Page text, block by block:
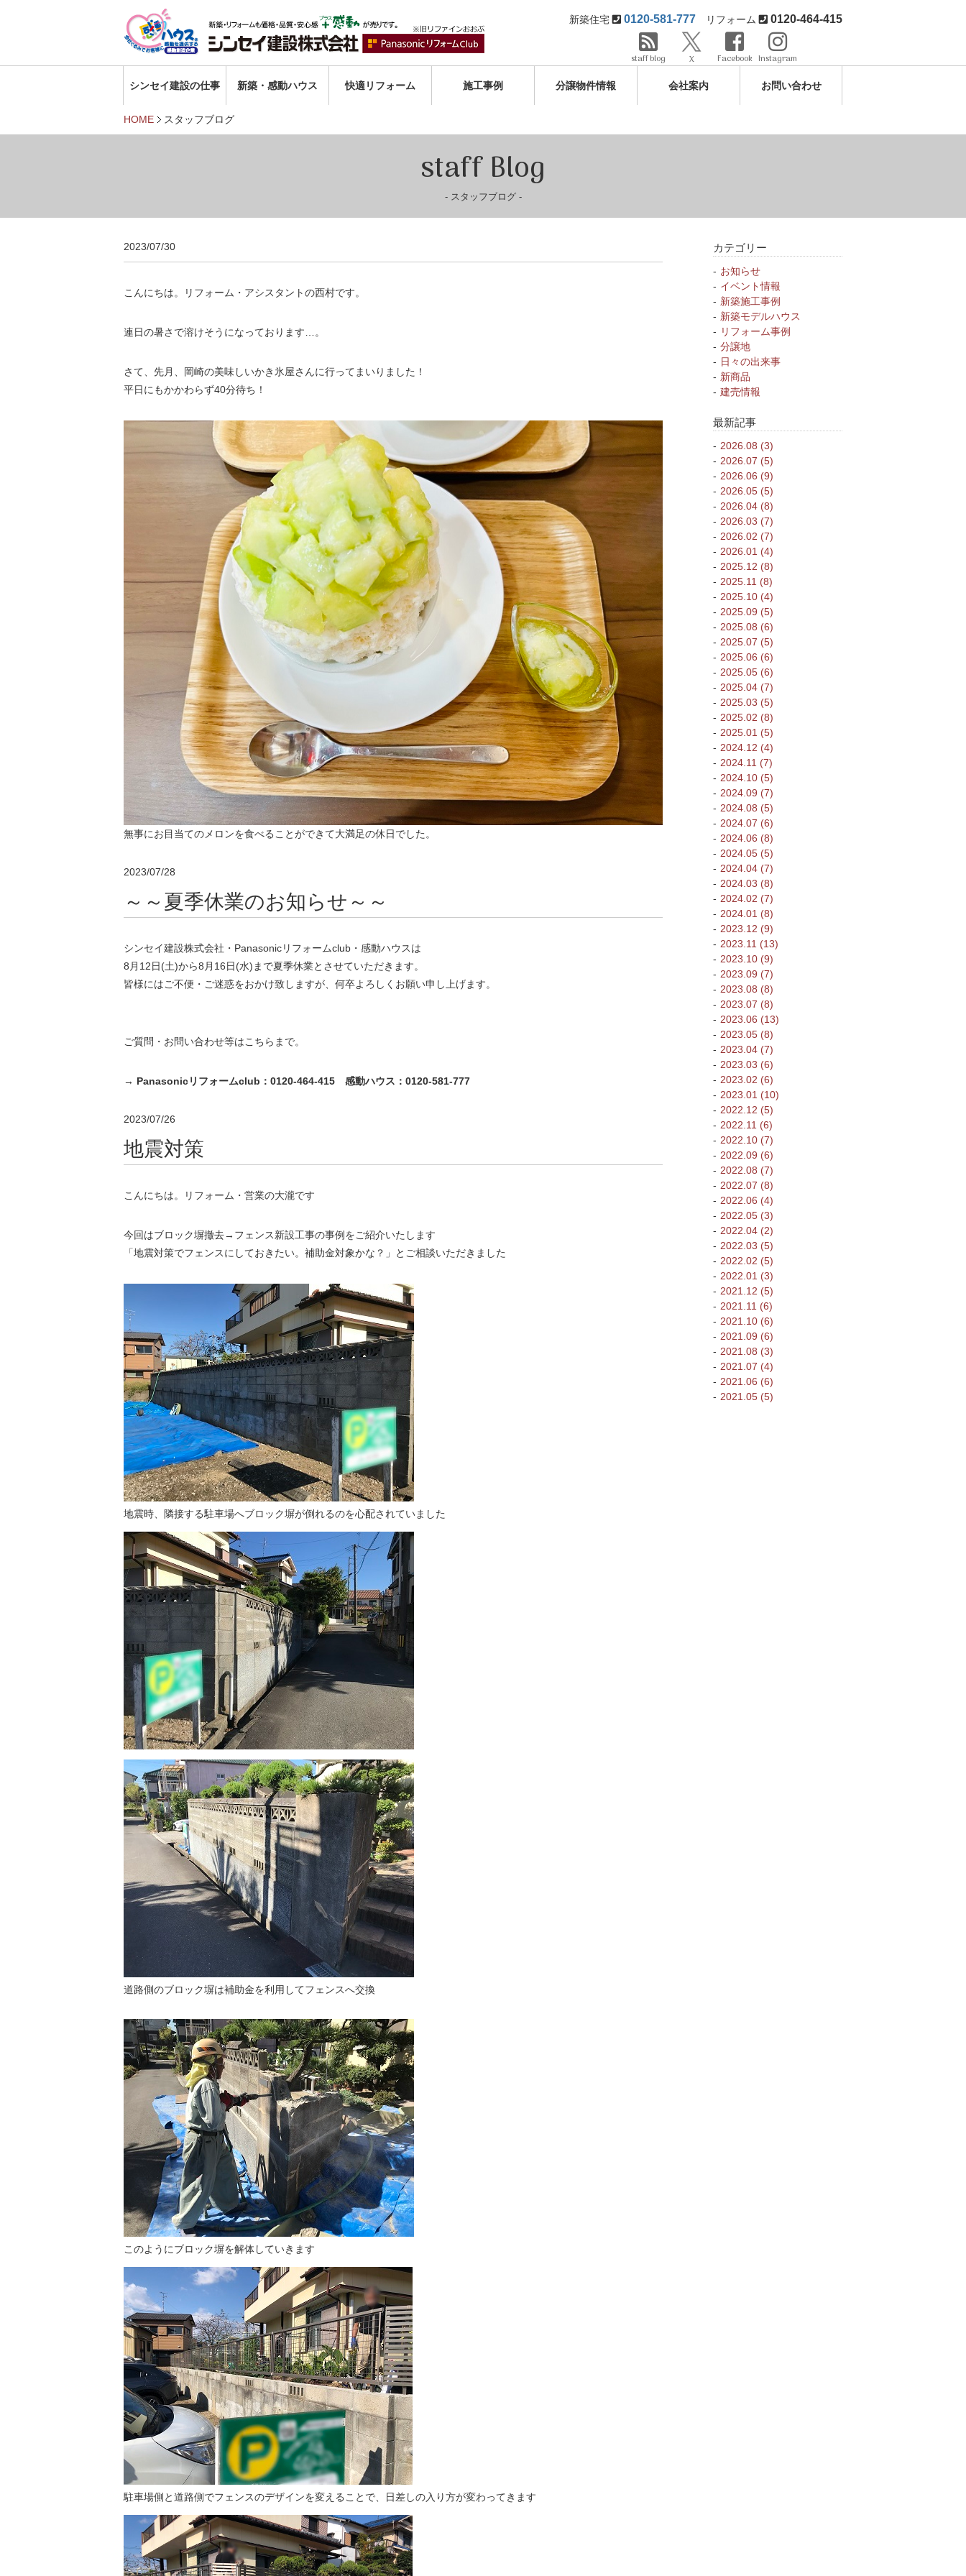
新築住宅 0120-581-777 リフォーム 0120-464-415
staff blog X Facebook Instagram
シンセイ建設の仕事 新築・感動ハウス 快適リフォーム 施工事例 分譲物件情報 会社案内 お問い合わせ
HOME スタッフブログ
staff Blog
スタッフブログ
2023/07/30
こんにちは。リフォーム・アシスタントの西村です。
連日の暑さで溶けそうになっております…。
さて、先月、岡崎の美味しいかき氷屋さんに行ってまいりました！
平日にもかかわらず40分待ち！
無事にお目当てのメロンを食べることができて大満足の休日でした。
2023/07/28
～～夏季休業のお知らせ～～
シンセイ建設株式会社・Panasonicリフォームclub・感動ハウスは
8月12日(土)から8月16日(水)まで夏季休業とさせていただきます。
皆様にはご不便・ご迷惑をおかけ致しますが、何卒よろしくお願い申し上げます。
ご質問・お問い合わせ等はこちらまで。
→ Panasonicリフォームclub：0120-464-415 感動ハウス：0120-581-777
2023/07/26
地震対策
こんにちは。リフォーム・営業の大瀧です
今回はブロック塀撤去→フェンス新設工事の事例をご紹介いたします
「地震対策でフェンスにしておきたい。補助金対象かな？」とご相談いただきました
地震時、隣接する駐車場へブロック塀が倒れるのを心配されていました
道路側のブロック塀は補助金を利用してフェンスへ交換
このようにブロック塀を解体していきます
駐車場側と道路側でフェンスのデザインを変えることで、日差しの入り方が変わってきます
カテゴリー
お知らせ
イベント情報
新築施工事例
新築モデルハウス
リフォーム事例
分譲地
日々の出来事
新商品
建売情報
最新記事
2026.08 (3)
2026.07 (5)
2026.06 (9)
2026.05 (5)
2026.04 (8)
2026.03 (7)
2026.02 (7)
2026.01 (4)
2025.12 (8)
2025.11 (8)
2025.10 (4)
2025.09 (5)
2025.08 (6)
2025.07 (5)
2025.06 (6)
2025.05 (6)
2025.04 (7)
2025.03 (5)
2025.02 (8)
2025.01 (5)
2024.12 (4)
2024.11 (7)
2024.10 (5)
2024.09 (7)
2024.08 (5)
2024.07 (6)
2024.06 (8)
2024.05 (5)
2024.04 (7)
2024.03 (8)
2024.02 (7)
2024.01 (8)
2023.12 (9)
2023.11 (13)
2023.10 (9)
2023.09 (7)
2023.08 (8)
2023.07 (8)
2023.06 (13)
2023.05 (8)
2023.04 (7)
2023.03 (6)
2023.02 (6)
2023.01 (10)
2022.12 (5)
2022.11 (6)
2022.10 (7)
2022.09 (6)
2022.08 (7)
2022.07 (8)
2022.06 (4)
2022.05 (3)
2022.04 (2)
2022.03 (5)
2022.02 (5)
2022.01 (3)
2021.12 (5)
2021.11 (6)
2021.10 (6)
2021.09 (6)
2021.08 (3)
2021.07 (4)
2021.06 (6)
2021.05 (5)